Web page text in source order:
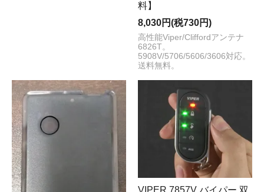
料】
8,030円(税730円)
高性能Viper/Cliffordアンテナ
6826T。
5908V/5706/5606/3606対応。
送料無料。
VIPER 7857V バイパー 双